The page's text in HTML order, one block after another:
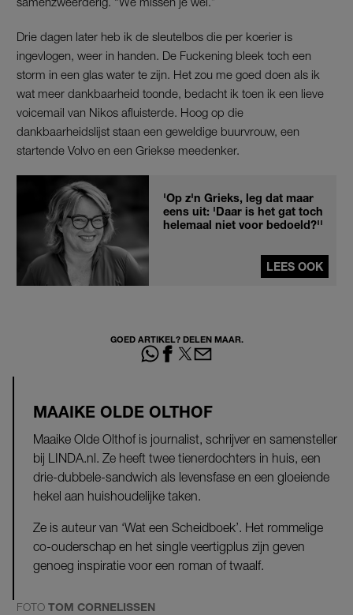
Drie dagen later heb ik de sleutelbos die per koerier is
ingevlogen, weer in handen. De Fuckening bleek toch een
storm in een glas water te zijn. Het zou me goed doen als ik
wat meer dankbaarheid toonde, bedacht ik toen ik een lieve
voicemail van Nikos afluisterde. Hoog op die
dankbaarheidslijst staan een geweldige buurvrouw, een
startende Volvo en een Griekse meedenker.
'Op z'n Grieks, leg dat maar
eens uit: 'Daar is het gat toch
helemaal niet voor bedoeld?''
LEES OOK
GOED ARTIKEL? DELEN MAAR.
MAAIKE OLDE OLTHOF
Maaike Olde Olthof is journalist, schrijver en samensteller
bij LINDA.nl. Ze heeft twee tienerdochters in huis, een
drie-dubbele-sandwich als levensfase en een gloeiende
hekel aan huishoudelijke taken.
Ze is auteur van ‘Wat een Scheidboek’. Het rommelige
co-ouderschap en het single veertigplus zijn geven
genoeg inspiratie voor een roman of twaalf.
FOTO TOM CORNELISSEN